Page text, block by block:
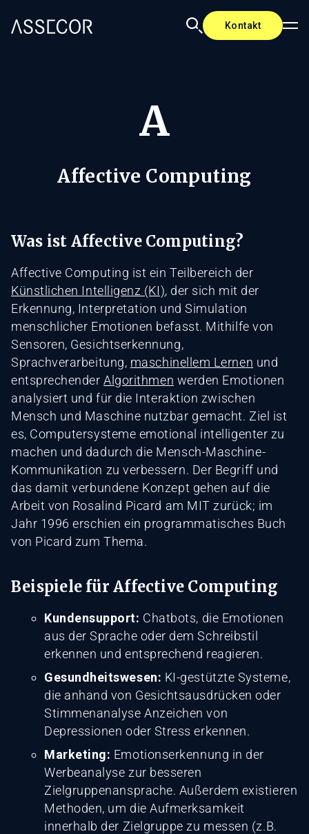
Kontakt
A
Affective Computing
Was ist Affective Computing?
Affective Computing ist ein Teilbereich der
Künstlichen Intelligenz (KI), der sich mit der
Erkennung, Interpretation und Simulation
menschlicher Emotionen befasst. Mithilfe von
Sensoren, Gesichtserkennung,
Sprachverarbeitung, maschinellem Lernen und
entsprechenderAlgorithmen werden Emotionen
analysiert und für die Interaktion zwischen
Mensch und Maschine nutzbar gemacht. Ziel ist
es, Computersysteme emotional intelligenter zu
machen und dadurch die Mensch-Maschine-
Kommunikation zu verbessern. Der Begriff und
das damit verbundene Konzept gehen auf die
Arbeit von Rosalind Picard am MIT zurück; im
Jahr 1996 erschien ein programmatisches Buch
von Picard zum Thema.
Beispiele für Affective Computing
Kundensupport: Chatbots, die Emotionen
aus der Sprache oder dem Schreibstil
erkennen und entsprechend reagieren.
Gesundheitswesen: KI-gestützte Systeme,
die anhand von Gesichtsausdrücken oder
Stimmenanalyse Anzeichen von
Depressionen oder Stress erkennen.
Marketing: Emotionserkennung in der
Werbeanalyse zur besseren
Zielgruppenansprache. Außerdem existieren
Methoden, um die Aufmerksamkeit
innerhalb der Zielgruppe zu messen (z.B.